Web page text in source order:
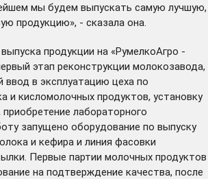
мы будем выпускать самую лучшую,
продукцию», - сказала она.
продукции на «РумелкоАгро -
этап реконструкции молокозавода,
в эксплуатацию цеха по
и кисломолочных продуктов, установку
лабораторного
запущено оборудование по выпуску
и кефира и линия фасовки
Первые партии молочных продуктов
на подтверждение качества, после